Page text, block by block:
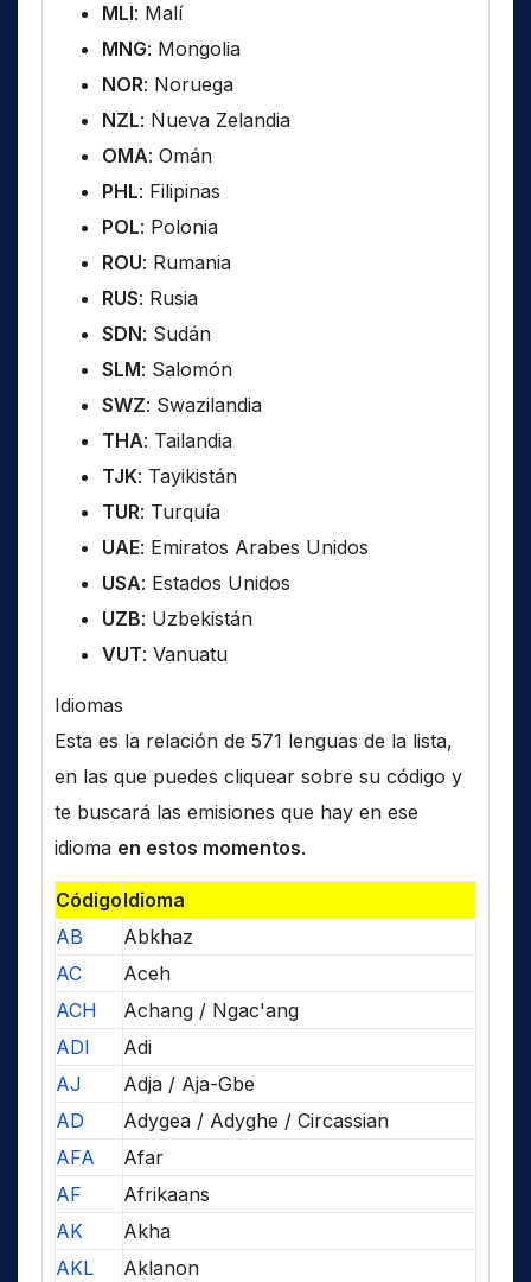
MLI: Malí
MNG: Mongolia
NOR: Noruega
NZL: Nueva Zelandia
OMA: Omán
PHL: Filipinas
POL: Polonia
ROU: Rumania
RUS: Rusia
SDN: Sudán
SLM: Salomón
SWZ: Swazilandia
THA: Tailandia
TJK: Tayikistán
TUR: Turquía
UAE: Emiratos Arabes Unidos
USA: Estados Unidos
UZB: Uzbekistán
VUT: Vanuatu
Idiomas
Esta es la relación de 571 lenguas de la lista,
en las que puedes cliquear sobre su código y
te buscará las emisiones que hay en ese
idioma en estos momentos.
CódigoIdioma
AB
Abkhaz
AC
Aceh
ACH
Achang / Ngac'ang
ADI
Adi
AJ
Adja / Aja-Gbe
AD
Adygea / Adyghe / Circassian
AFA
Afar
AF
Afrikaans
AK
Akha
AKL
Aklanon